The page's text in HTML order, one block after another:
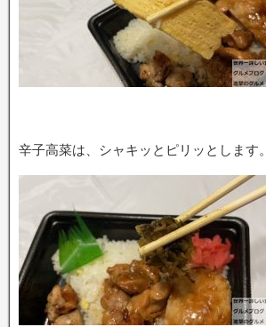
辛子高菜は、シャキッとピリッとします。